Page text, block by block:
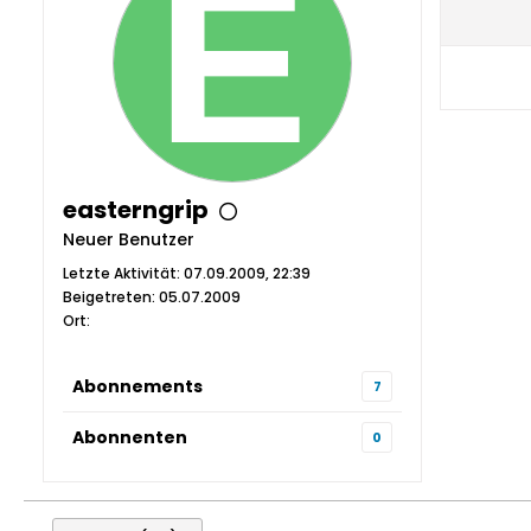
easterngrip
Neuer Benutzer
Letzte Aktivität: 07.09.2009, 22:39
Beigetreten: 05.07.2009
Ort:
Abonnements 7
Abonnenten 0